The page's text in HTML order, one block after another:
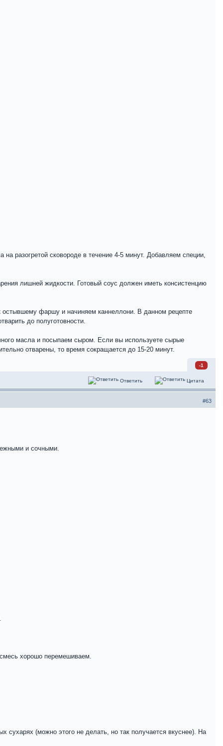
разогретой сковороде в течение 4-5 минут. Добавляем специи,
лишней жидкости. Готовый соус должен иметь консистенцию
остывшему фаршу и начиняем каннеллони. В данном рецепте
до полуготовности.
масла и посыпаем сыром. Если вы используете сырые
отварены, то время сокращается до 15-20 минут.
-1
Цитата
Ответить
#63
и сочными.
хорошо перемешиваем.
(можно этого не делать, но так получается вкуснее). На